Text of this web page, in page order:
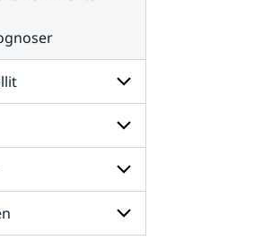
Undersidor
för
Radar
och
satellit
Undersidor
för
Väder
till
havs
Undersidor
för